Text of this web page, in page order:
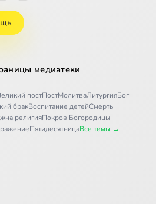
медиатеки
постПостМолитваЛитургияБог
бракВоспитание детейСмерть
религияПокров Богородицы
ПятидесятницаВсе темы →